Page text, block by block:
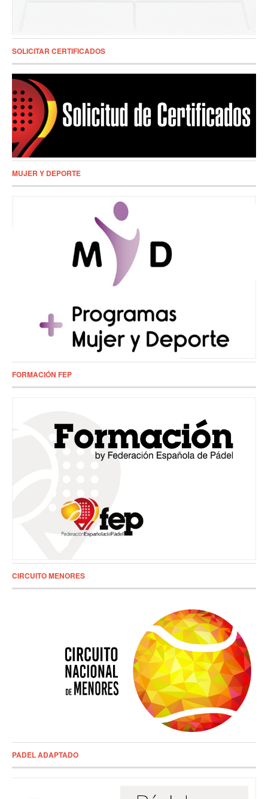
SOLICITAR CERTIFICADOS
MUJER Y DEPORTE
FORMACIÓN FEP
CIRCUITO MENORES
PADEL ADAPTADO